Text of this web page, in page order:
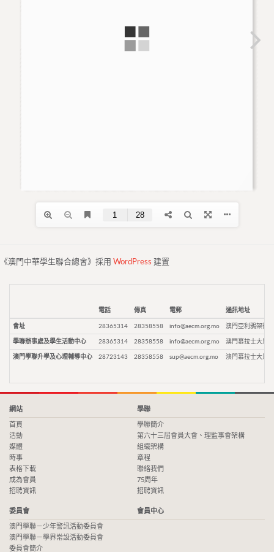
《澳門中華學生聯合總會》採用 WordPress 建置
電話 傳真 電郵 通訊地址
會址 28365314 28358558 info@aecm.org.mo 澳門亞利鴉架街9
學聯辦事處及學生活動中心 28365314 28358558 info@aecm.org.mo 澳門慕拉士大馬
澳門學聯升學及心理輔導中心 28723143 28358558 sup@aecm.org.mo 澳門慕拉士大馬
網站
首頁
活動
媒體
時事
表格下載
成為會員
招聘資訊
學聯
學聯簡介
第六十三屆會員大會、理監事會架構
組織架構
章程
聯絡我們
75周年
招聘資訊
委員會
澳門學聯－少年警訊活動委員會
澳門學聯－學界常設活動委員會
委員會簡介
會員中心